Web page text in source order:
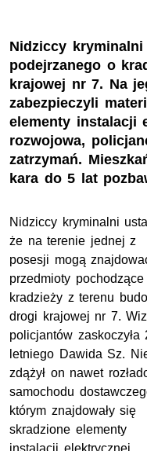
Nidziccy
podejrzanego o
krajowej nr 7. Na
zabezpieczyli
elementy instalacji
rozwojowa,
zatrzymań.
kara do 5 lat
Nidziccy kryminalni
że na terenie jednej z
posesji mogą
przedmioty pochodzące
kradzieży z terenu
drogi krajowej nr 7.
policjantów zaskoczyła
letniego Dawida Sz.
zdążył on nawet
samochodu
którym znajdowały się
skradzione elementy